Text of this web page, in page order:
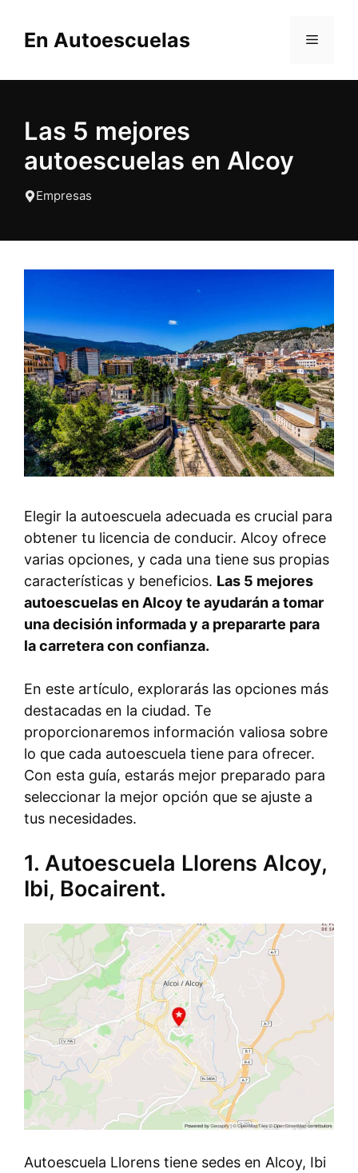
En Autoescuelas MENÚ
Las 5 mejores
autoescuelas en Alcoy
Empresas
Elegir la autoescuela adecuada es crucial para
obtener tu licencia de conducir. Alcoy ofrece
varias opciones, y cada una tiene sus propias
características y beneficios. Las 5 mejores
autoescuelas en Alcoy te ayudarán a tomar
una decisión informada y a prepararte para
la carretera con confianza.
En este artículo, explorarás las opciones más
destacadas en la ciudad. Te
proporcionaremos información valiosa sobre
lo que cada autoescuela tiene para ofrecer.
Con esta guía, estarás mejor preparado para
seleccionar la mejor opción que se ajuste a
tus necesidades.
1. Autoescuela Llorens Alcoy,
Ibi, Bocairent.
Autoescuela Llorens tiene sedes en Alcoy, Ibi